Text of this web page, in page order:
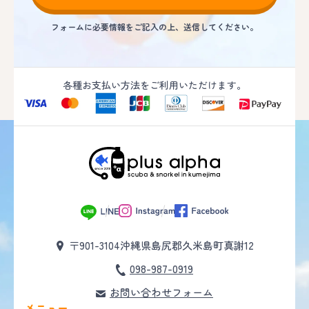
フォームに必要情報をご記入の上、送信してください。
各種お支払い方法をご利用いただけます。
〒901-3104沖縄県島尻郡久米島町真謝12
098-987-0919
お問い合わせフォーム